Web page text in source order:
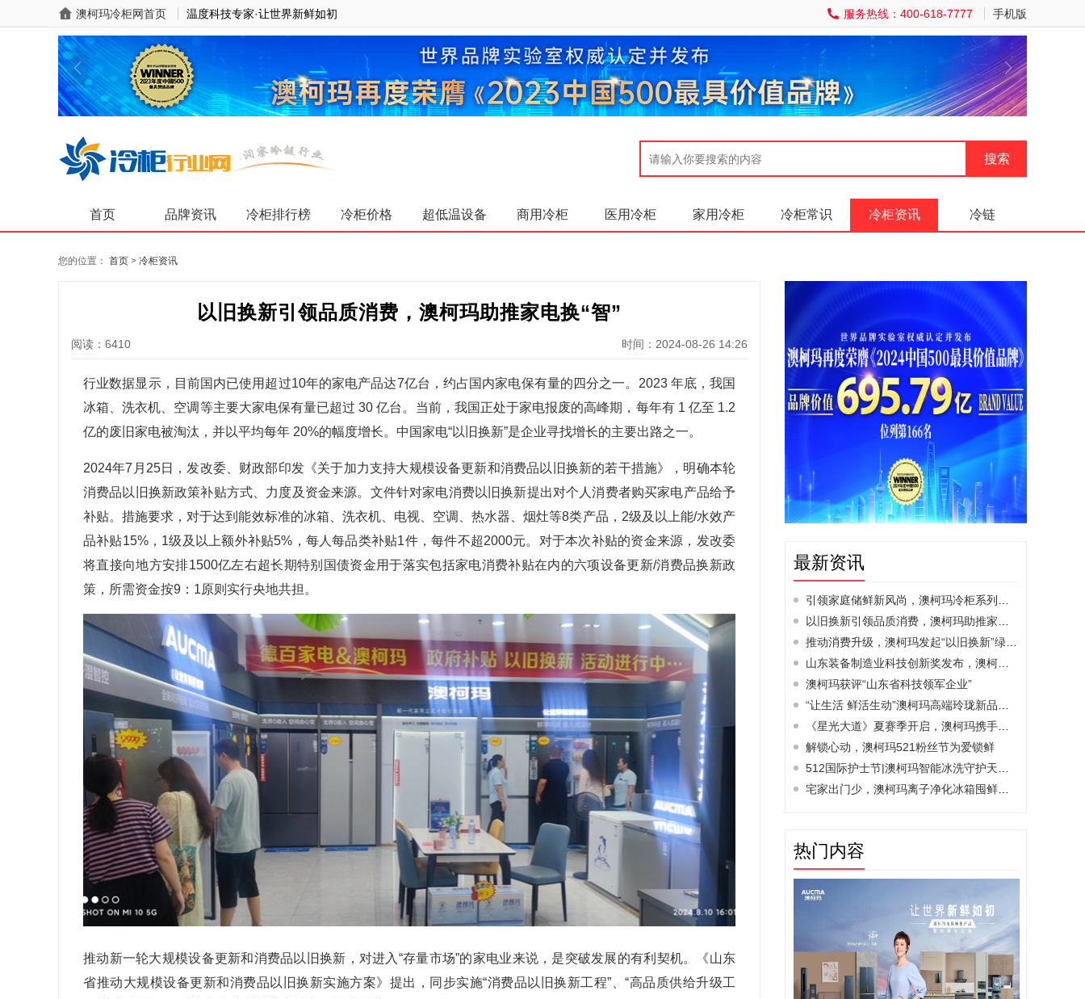
澳柯玛冷柜网首页 温度科技专家·让世界新鲜如初 服务热线：400-618-7777 手机版
首页 品牌资讯 冷柜排行榜 冷柜价格 超低温设备 商用冷柜 医用冷柜 家用冷柜 冷柜常识 冷柜资讯 冷链
您的位置： 首页 > 冷柜资讯
以旧换新引领品质消费，澳柯玛助推家电换“智”
阅读：6410 时间：2024-08-26 14:26
行业数据显示，目前国内已使用超过10年的家电产品达7亿台，约占国内家电保有量的四分之一。 2023 年底，我国
冰箱、洗衣机、空调等主要大家电保有量已超过 30亿台。当前，我国正处于家电报废的高峰期，每年有1 亿至 1.2
亿的废旧家电被淘汰，并以平均每年 20%的幅度增长。中国家电“以旧换新”是企业寻找增长的主要出路之一。
2024年7 月 25日，发改委、财政部印发《关于加力支持大规模设备更新和消费品以旧换新的若干措施》，明确本轮
消费品以旧换新政策补贴方式、力度及资金来源。文件针对家电消费以旧换新提出对个人消费者购买家电产品给予
补贴。措施要求，对于达到能效标准的冰箱、洗衣机、电视、空调、热水器、烟灶等8类产品， 2级及以上能/水效产
品补贴15%， 1级及以上额外补贴5% ，每人每品类补贴1件，每件不超2000元。对于本次补贴的资金来源，发改委
将直接向地方安排1500亿左右超长期特别国债资金用于落实包括家电消费补贴在内的六项设备更新/消费品换新政
策，所需资金按9 ： 1原则实行央地共担。
推动新一轮大规模设备更新和消费品以旧换新，对进入“存量市场”的家电业来说，是突破发展的有利契机。《山东
省推动大规模设备更新和消费品以旧换新实施方案》提出，同步实施“消费品以旧换新工程”、“高品质供给升级工
最新资讯
引领家庭储鲜新风尚，澳柯玛冷柜系列新品亮相AWE
以旧换新引领品质消费，澳柯玛助推家电换“智”
推动消费升级，澳柯玛发起“以旧换新”绿色行动
山东装备制造业科技创新奖发布，澳柯玛登榜
澳柯玛获评“山东省科技领军企业”
“让生活 鲜活生动”澳柯玛高端玲珑新品震撼首发
《星光大道》夏赛季开启，澳柯玛携手央视助力梦想
解锁心动，澳柯玛521粉丝节为爱锁鲜
512国际护士节|澳柯玛智能冰洗守护天使健康
宅家出门少，澳柯玛离子净化冰箱囤鲜不打蔫
热门内容